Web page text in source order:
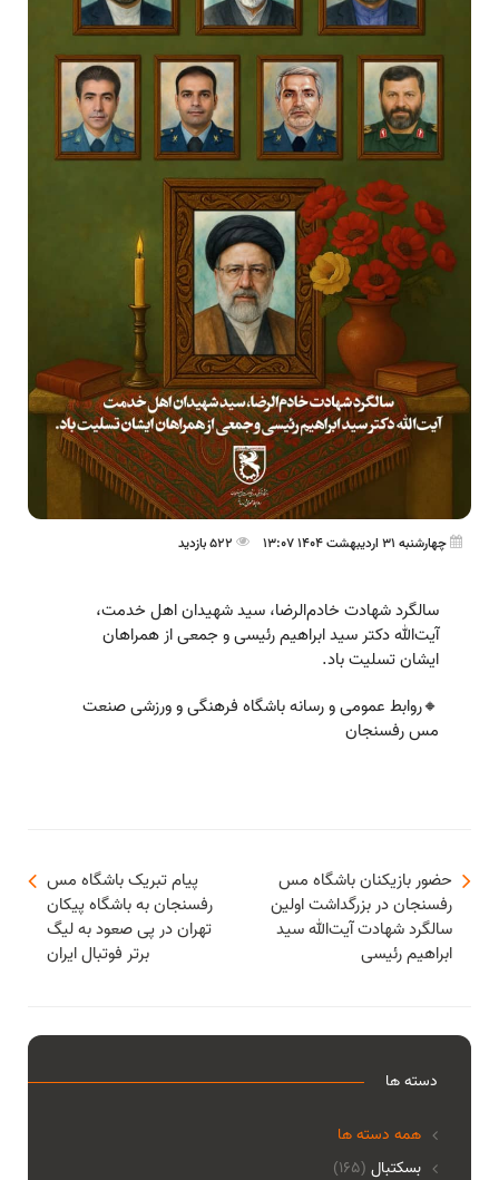
چهارشنبه 31 اردیبهشت 1404 13:07
️سالگرد شهادت خادم‌الرضا، سید شهیدان اهل خدمت،
آیت‌الله دکتر سید ابراهیم رئیسی و جمعی از همراهان
ایشان تسلیت باد.
🔸روابط عمومی و رسانه باشگاه فرهنگی و ورزشی صنعت
مس رفسنجان
پیام تبریک باشگاه مس
رفسنجان به باشگاه پیکان
تهران در پی صعود به لیگ
برتر فوتبال ایران
حضور بازیکنان باشگاه مس
رفسنجان در بزرگداشت اولین
سالگرد شهادت آیت‌الله سید
ابراهیم رئیسی
دسته ها
همه دسته ها
(165) بسکتبال